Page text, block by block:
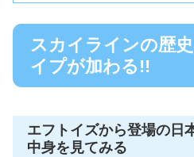
スカイラインの歴
イプが加わる!!
エフトイズから登場の日
中身を見てみる